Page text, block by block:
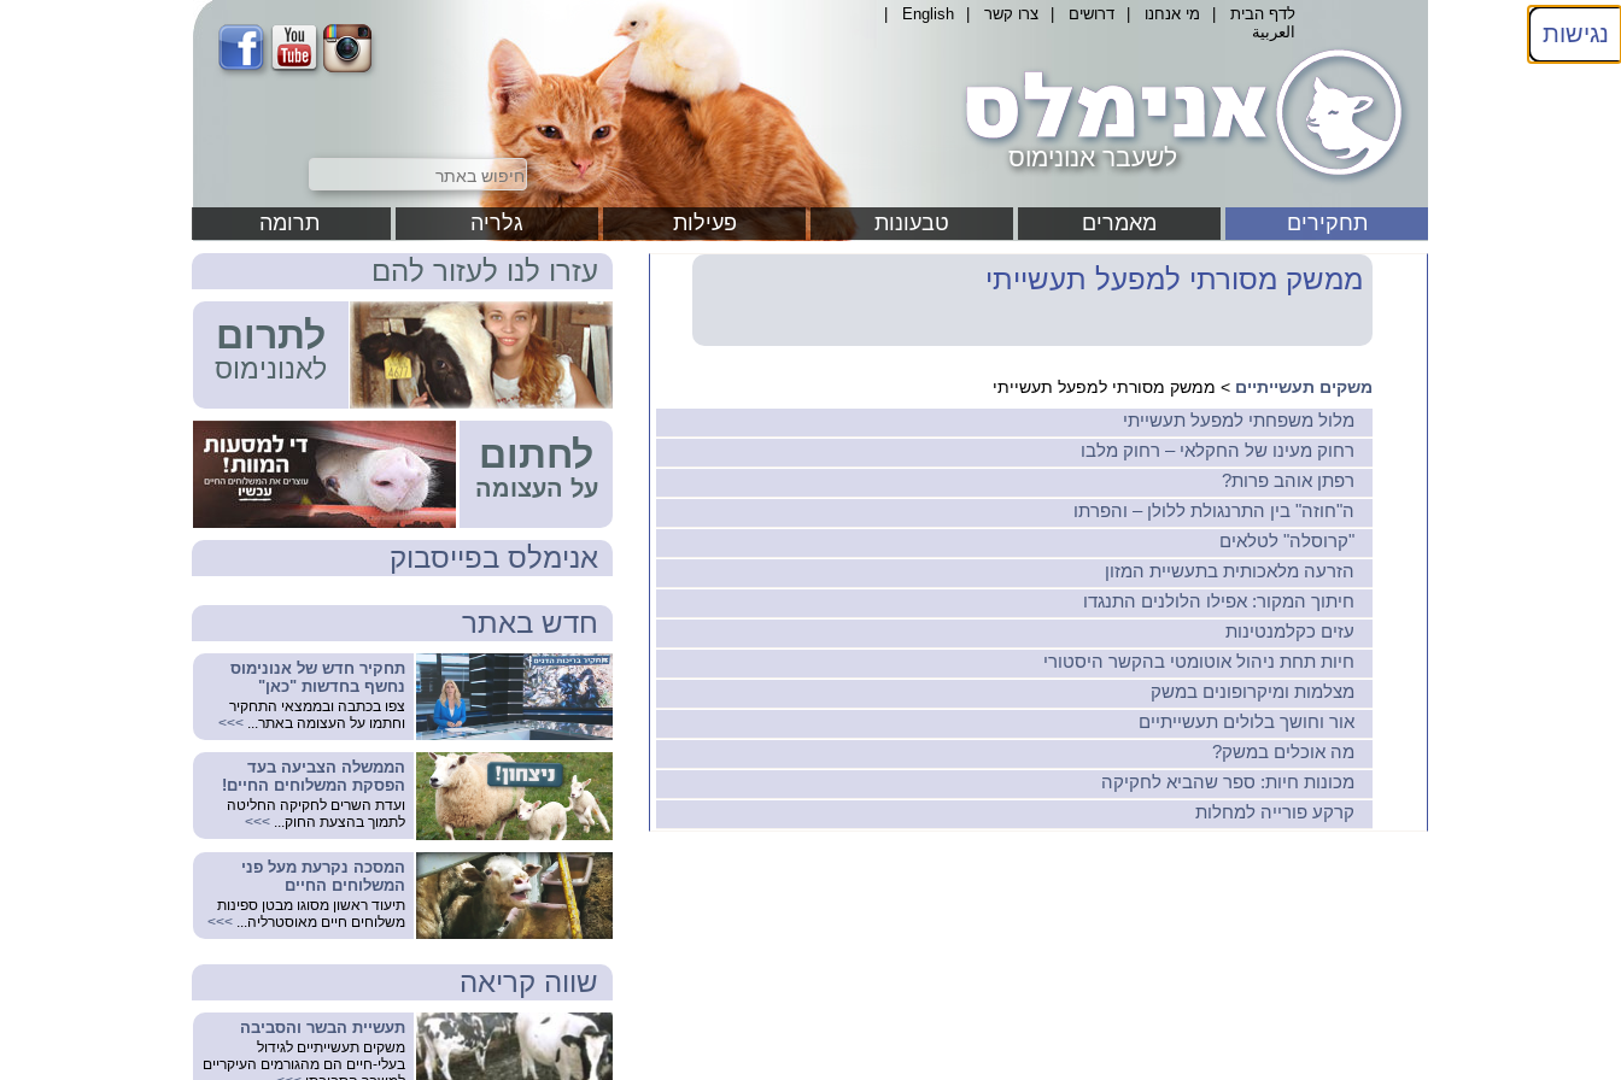
נגישות
תחקירים מאמרים טבעונות פעילות גלריה תרומה
לשעבר אנונימוס
לדף הבית מי אנחנו דרושים צרו קשר English
العربية
ממשק מסורתי למפעל תעשייתי
משקים תעשייתיים > ממשק מסורתי למפעל תעשייתי
מלול משפחתי למפעל תעשייתי
רחוק מעינו של החקלאי – רחוק מלבו
רפתן אוהב פרות?
ה"חוזה" בין התרנגולת ללולן – והפרתו
"קרוסלה" לטלאים
הזרעה מלאכותית בתעשיית המזון
חיתוך המקור: אפילו הלולנים התנגדו
עזים כקלמנטינות
חיות תחת ניהול אוטומטי בהקשר היסטורי
מצלמות ומיקרופונים במשק
אור וחושך בלולים תעשייתיים
מה אוכלים במשק?
מכונות חיות: ספר שהביא לחקיקה
קרקע פורייה למחלות
עזרו לנו לעזור להם
לתרום
לאנונימוס
לחתום
על העצומה
אנימלס בפייסבוק
חדש באתר
תחקיר חדש של אנונימוס
נחשף בחדשות "כאן"
צפו בכתבה ובממצאי התחקיר
וחתמו על העצומה באתר... >>>
הממשלה הצביעה בעד
הפסקת המשלוחים החיים!
ועדת השרים לחקיקה החליטה
לתמוך בהצעת החוק... >>>
המסכה נקרעת מעל פני
המשלוחים החיים
תיעוד ראשון מסוגו מבטן ספינות
משלוחים חיים מאוסטרליה... >>>
שווה קריאה
תעשיית הבשר והסביבה
משקים תעשייתיים לגידול
בעלי-חיים הם מהגורמים העיקריים